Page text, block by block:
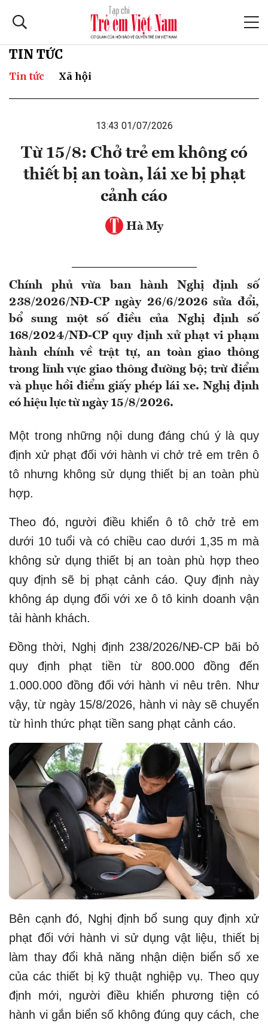
TIN TỨC
Tin tức Xã hội
13:43 01/07/2026
Từ 15/8: Chở trẻ em không có
thiết bị an toàn, lái xe bị phạt
cảnh cáo
Hà My
Chính phủ vừa ban hành Nghị định số
238/2026/NĐ-CP ngày 26/6/2026 sửa đổi,
bổ sung một số điều của Nghị định số
168/2024/NĐ-CP quy định xử phạt vi phạm
hành chính về trật tự, an toàn giao thông
trong lĩnh vực giao thông đường bộ; trừ điểm
và phục hồi điểm giấy phép lái xe. Nghị định
có hiệu lực từ ngày 15/8/2026.
Một trong những nội dung đáng chú ý là quy
định xử phạt đối với hành vi chở trẻ em trên ô
tô nhưng không sử dụng thiết bị an toàn phù
hợp.
Theo đó, người điều khiển ô tô chở trẻ em
dưới 10 tuổi và có chiều cao dưới 1,35 m mà
không sử dụng thiết bị an toàn phù hợp theo
quy định sẽ bị phạt cảnh cáo. Quy định này
không áp dụng đối với xe ô tô kinh doanh vận
tải hành khách.
Đồng thời, Nghị định 238/2026/NĐ-CP bãi bỏ
quy định phạt tiền từ 800.000 đồng đến
1.000.000 đồng đối với hành vi nêu trên. Như
vậy, từ ngày 15/8/2026, hành vi này sẽ chuyển
từ hình thức phạt tiền sang phạt cảnh cáo.
Bên cạnh đó, Nghị định bổ sung quy định xử
phạt đối với hành vi sử dụng vật liệu, thiết bị
làm thay đổi khả năng nhận diện biển số xe
của các thiết bị kỹ thuật nghiệp vụ. Theo quy
định mới, người điều khiển phương tiện có
hành vi gắn biển số không đúng quy cách, che